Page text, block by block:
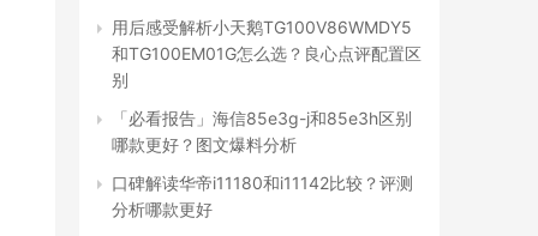
用后感受解析小天鹅TG100V86WMDY5
和TG100EM01G怎么选？良心点评配置区
别
「必看报告」海信85e3g-j和85e3h区别
哪款更好？图文爆料分析
口碑解读华帝i11180和i11142比较？评测
分析哪款更好